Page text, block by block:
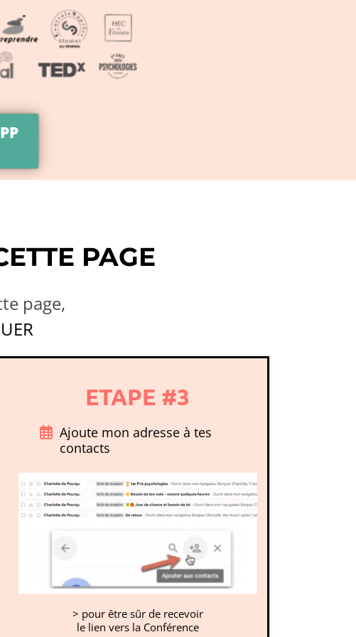
PAGE
page,
ETAPE #3
Ajoute mon adresse à tes
contacts
> pour être sûr de recevoir
le lien vers la Conférence